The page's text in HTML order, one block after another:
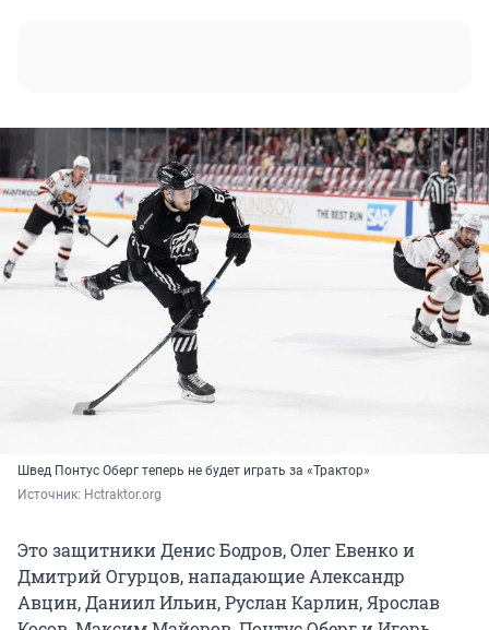
Швед Понтус Оберг теперь не будет играть за «Трактор»
Источник: Hctraktor.org
Это защитники Денис Бодров, Олег Евенко и
Дмитрий Огурцов, нападающие Александр
Авцин, Даниил Ильин, Руслан Карлин, Ярослав